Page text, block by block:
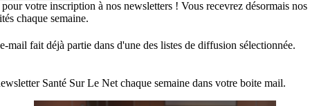
votre inscription à nos newsletters ! Vous recevrez désormais nos
chaque semaine.
mail fait déjà partie dans d'une des listes de diffusion sélectionnée.
Santé Sur Le Net chaque semaine dans votre boite mail.